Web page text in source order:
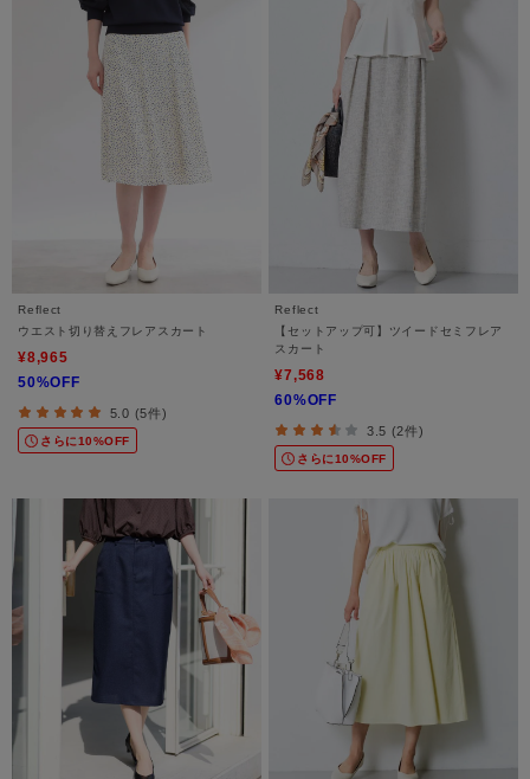
Reflect
ウエスト切り替えフレアスカート
¥8,965
50%OFF
5.0 (5件)
さらに10%OFF
Reflect
【セットアップ可】ツイードセミフレア
スカート
¥7,568
60%OFF
3.5 (2件)
さらに10%OFF